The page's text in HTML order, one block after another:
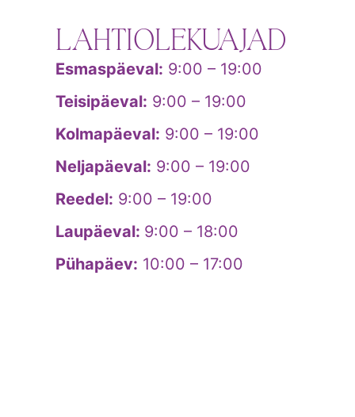
LAHTIOLEKUAJAD
Esmaspäeval: 9:00 – 19:00
Teisipäeval: 9:00 – 19:00
Kolmapäeval: 9:00 – 19:00
Neljapäeval: 9:00 – 19:00
Reedel: 9:00 – 19:00
Laupäeval: 9:00 – 18:00
Pühapäev: 10:00 – 17:00